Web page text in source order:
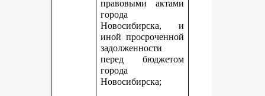
правовыми актами
города
Новосибирска, и
иной просроченной
задолженности
перед бюджетом
города
Новосибирска;